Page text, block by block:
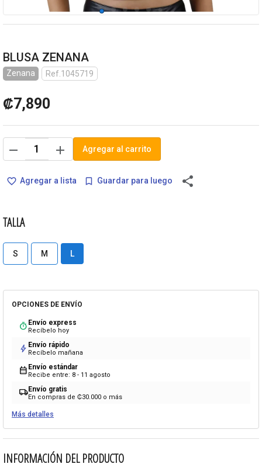
BLUSA ZENANA
Zenana Ref.1045719
₡7,890
remove add Agregar al carrito
favorite_border Agregar a lista bookmark_border Guardar para luego share
TALLA
S M L
OPCIONES DE ENVÍO
timer Envío express
Recíbelo hoy
bolt Envío rápido
Recíbelo mañana
calendar_month Envío estándar
Recibe entre: 8 - 11 agosto
local_shippingEnvío gratis
En compras de ₡30.000 o más
Más detalles
INFORMACIÓN DEL PRODUCTO